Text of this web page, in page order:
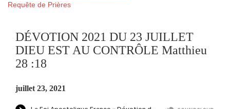
Requête de Prières
DÉVOTION 2021 DU 23 JUILLET
DIEU EST AU CONTRÔLE Matthieu
28 :18
juillet 23, 2021